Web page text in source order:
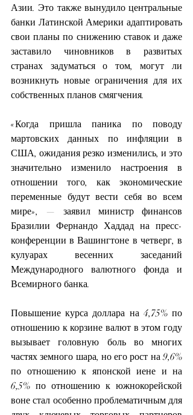
Азии. Это также вынудило центральные
банки Латинской Америки адаптировать
свои планы по снижению ставок и даже
заставило чиновников в развитых
странах задуматься о том, могут ли
возникнуть новые ограничения для их
собственных планов смягчения.
«Когда пришла паника по поводу
мартовских данных по инфляции в
США, ожидания резко изменились, и это
значительно изменило настроения в
отношении того, как экономические
переменные будут вести себя во всем
мире», — заявил министр финансов
Бразилии Фернандо Хаддад на пресс-
конференции в Вашингтоне в четверг, в
кулуарах весенних заседаний
Международного валютного фонда и
Всемирного банка.
Повышение курса доллара на 4,75% по
отношению к корзине валют в этом году
вызывает головную боль во многих
частях земного шара, но его рост на 9,6%
по отношению к японской иене и на
6,5% по отношению к южнокорейской
воне стал особенно проблематичным для